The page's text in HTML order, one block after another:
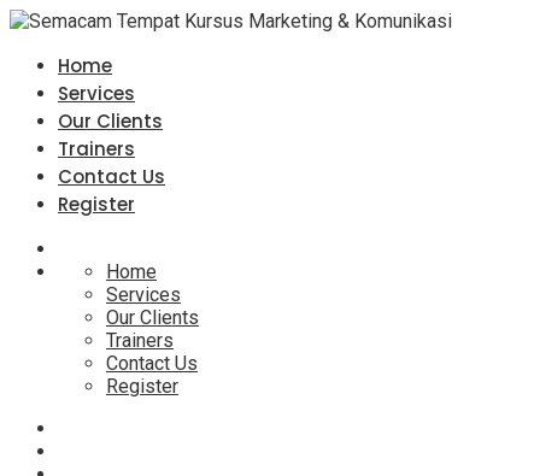
Home
Services
Our Clients
Trainers
Contact Us
Register
Home
Services
Our Clients
Trainers
Contact Us
Register